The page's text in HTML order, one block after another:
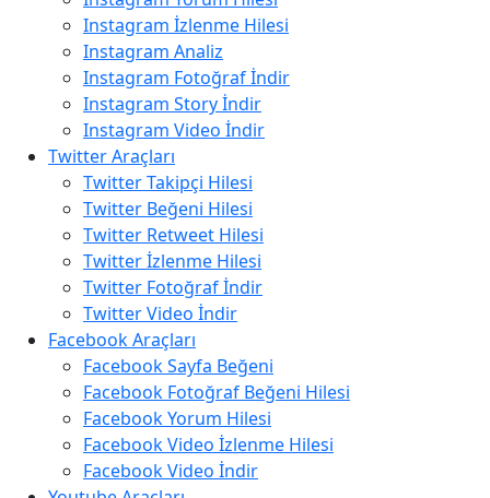
Instagram İzlenme Hilesi
Instagram Analiz
Instagram Fotoğraf İndir
Instagram Story İndir
Instagram Video İndir
Twitter Araçları
Twitter Takipçi Hilesi
Twitter Beğeni Hilesi
Twitter Retweet Hilesi
Twitter İzlenme Hilesi
Twitter Fotoğraf İndir
Twitter Video İndir
Facebook Araçları
Facebook Sayfa Beğeni
Facebook Fotoğraf Beğeni Hilesi
Facebook Yorum Hilesi
Facebook Video İzlenme Hilesi
Facebook Video İndir